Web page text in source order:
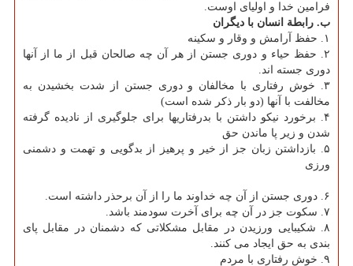
فرامین خدا و اولیای اوست.
ب. رابطة انسان با دیگران
۱. حفظ آرامش و وقار و سكینه
۲. حفظ حیاء و دوری جستن از هر آن چه صالحان قبل از ما از آنها
دوری جسته اند.
۳. خوش رفتاری با مخالفان و دوری جستن از شدت بخشیدن به
مخالفت با آنها (دو بار ذكر شده است)
۴. برخورد نیكو داشتن با بدرفتاریها برای جلوگیری از نادیده گرفته
شدن و زیر پا ماندن حق
۵. بازداشتن زبان جز از خیر و پرهیز از بدگویی و تهمت و دشمنی
ورزی
۶. دوری جستن از آن چه خداوند ما را از آن برحذر داشته است.
۷. سكوت جز در آن چه برای آخرت سودمند باشد.
۸. شكیبایی ورزیدن در مقابل مشكلاتی كه دشمنان در مقابل پای
بندی به حق ایجاد می كنند.
۹. خوش رفتاری با مردم